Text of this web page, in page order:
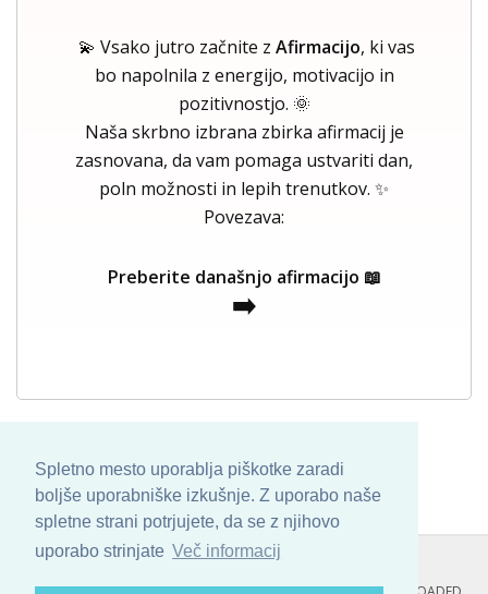
Spletno mesto uporablja piškotke zaradi
boljše uporabniške izkušnje. Z uporabo naše
spletne strani potrjujete, da se z njihovo
uporabo strinjate Več informacij
💫 Vsako jutro začnite z Afirmacijo, ki vas
bo napolnila z energijo, motivacijo in
pozitivnostjo. 🌞
Naša skrbno izbrana zbirka afirmacij je
zasnovana, da vam pomaga ustvariti dan,
poln možnosti in lepih trenutkov. ✨
Povezava:
Preberite današnjo afirmacijo 📖
➡️